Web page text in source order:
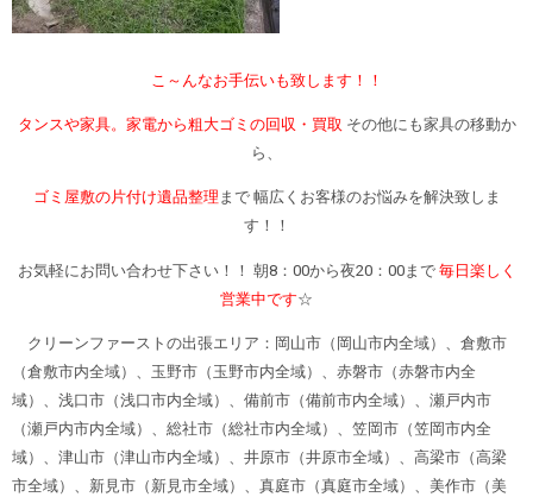
こ～んなお手伝いも致します！！
タンスや家具。家電から粗大ゴミの回収・買取 その他にも家具の移動か
ら、
ゴミ屋敷の片付け遺品整理 まで 幅広くお客様のお悩みを解決致しま
す！！
お気軽にお問い合わせ下さい！！ 朝8：00から夜20：00まで 毎日楽しく
営業中です☆
クリーンファーストの出張エリア：岡山市（岡山市内全域）、倉敷市
（倉敷市内全域）、玉野市（玉野市内全域）、赤磐市（赤磐市内全
域）、浅口市（浅口市内全域）、備前市（備前市内全域）、瀬戸内市
（瀬戸内市内全域）、総社市（総社市内全域）、笠岡市（笠岡市内全
域）、津山市（津山市内全域）、井原市（井原市全域）、高梁市（高梁
市全域）、新見市（新見市全域）、真庭市（真庭市全域）、美作市（美